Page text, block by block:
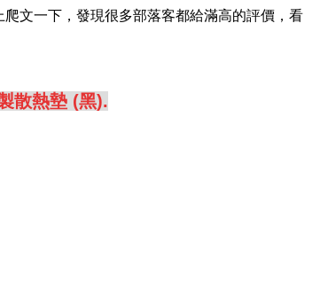
爬文一下，發現很多部落客都給滿高的評價，看
散熱墊 (黑).